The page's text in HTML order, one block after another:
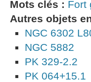
Mots clés : Fort
Autres objets
NGC 6302
NGC 5882
PK 329-2.2
PK 064+15.1